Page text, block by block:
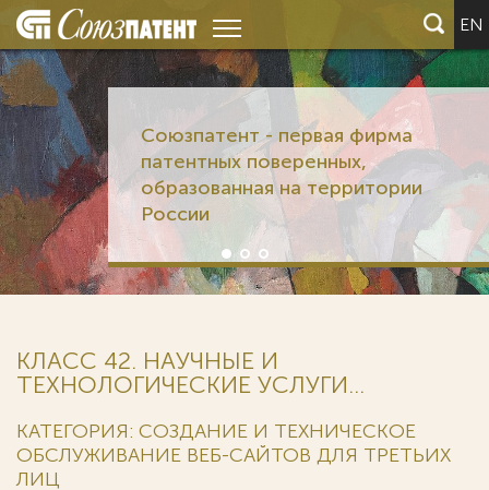
EN
Союзпатент - первая фирма
патентных поверенных,
образованная на территории
России
КЛАСС 42. НАУЧНЫЕ И
ТЕХНОЛОГИЧЕСКИЕ УСЛУГИ...
КАТЕГОРИЯ: СОЗДАНИЕ И ТЕХНИЧЕСКОЕ
ОБСЛУЖИВАНИЕ ВЕБ-САЙТОВ ДЛЯ ТРЕТЬИХ
ЛИЦ